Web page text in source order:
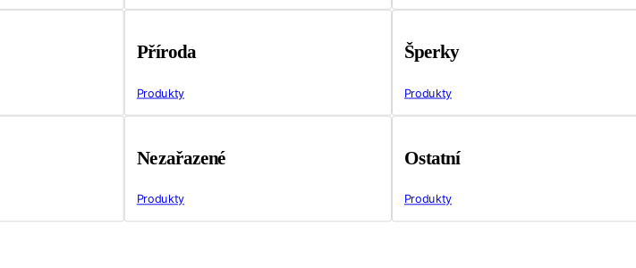
Příroda
Produkty
Šperky
Produkty
Nezařazené
Produkty
Ostatní
Produkty